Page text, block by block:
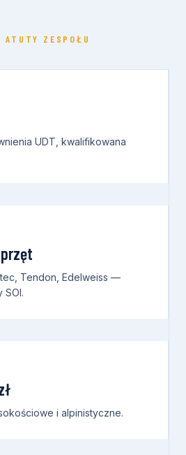
ATUTY ZESPOŁU
UDT, kwalifikowana
Tendon, Edelweiss —
i alpinistyczne.